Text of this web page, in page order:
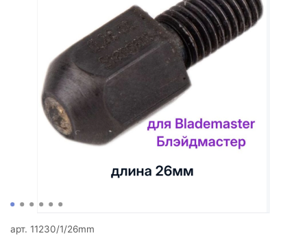
арт. 11230/1/26mm